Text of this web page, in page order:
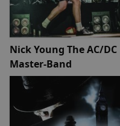
Nick Young The AC/DC
Master-Band